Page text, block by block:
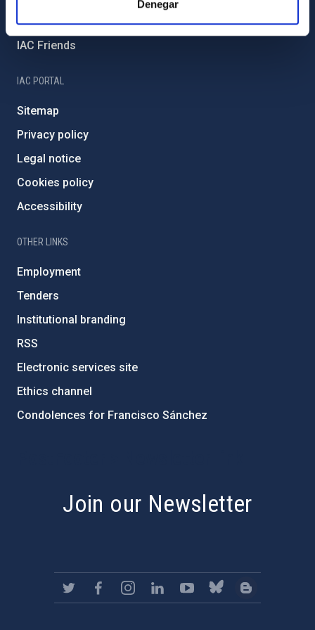
Denegar
Severo Ochoa Programme
IAC Friends
IAC PORTAL
Sitemap
Privacy policy
Legal notice
Cookies policy
Accessibility
OTHER LINKS
Employment
Tenders
Institutional branding
RSS
Electronic services site
Ethics channel
Condolences for Francisco Sánchez
Join our Newsletter